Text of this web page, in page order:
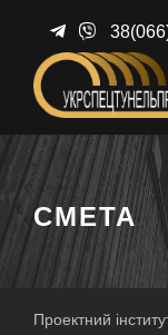
СМЕТА
Проектний